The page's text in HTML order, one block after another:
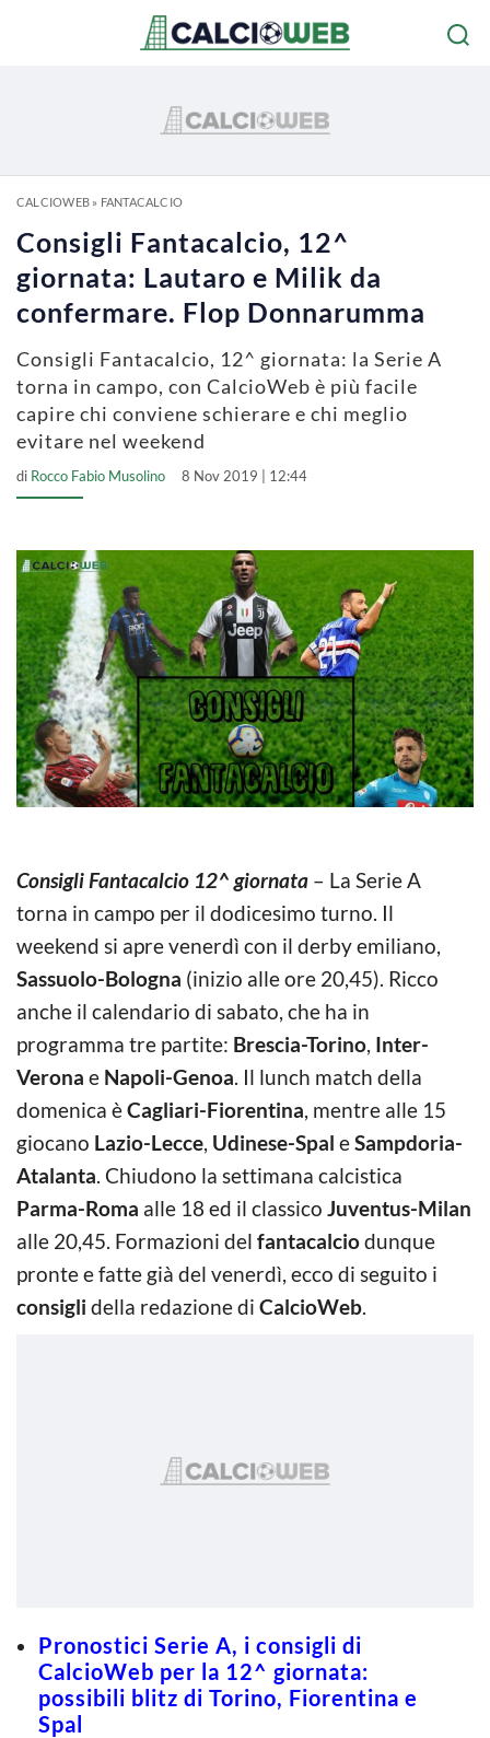
CALCIOWEB» FANTACALCIO
Consigli Fantacalcio, 12^
giornata: Lautaro e Milik da
confermare. Flop Donnarumma
Consigli Fantacalcio, 12^ giornata: la Serie A
torna in campo, con CalcioWeb è più facile
capire chi conviene schierare e chi meglio
evitare nel weekend
di Rocco Fabio Musolino 8 Nov 2019 | 12:44
Consigli Fantacalcio 12^ giornata – La Serie A
torna in campo per il dodicesimo turno. Il
weekend si apre venerdì con il derby emiliano,
Sassuolo-Bologna (inizio alle ore 20,45). Ricco
anche il calendario di sabato, che ha in
programma tre partite: Brescia-Torino, Inter-
Verona e Napoli-Genoa. Il lunch match della
domenica èCagliari-Fiorentina, mentre alle 15
giocano Lazio-Lecce, Udinese-Spal eSampdoria-
Atalanta. Chiudono la settimana calcistica
Parma-Roma alle 18 ed il classico Juventus-Milan
alle 20,45. Formazioni del fantacalciodunque
pronte e fatte già del venerdì, ecco di seguito i
consigli della redazione di CalcioWeb.
Pronostici Serie A, i consigli di
CalcioWeb per la 12^ giornata:
possibili blitz di Torino, Fiorentina e
Spal